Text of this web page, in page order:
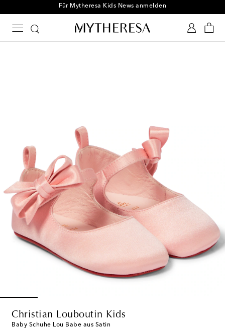
Für Mytheresa Kids News anmelden
Christian Louboutin Kids
Baby Schuhe Lou Babe aus Satin